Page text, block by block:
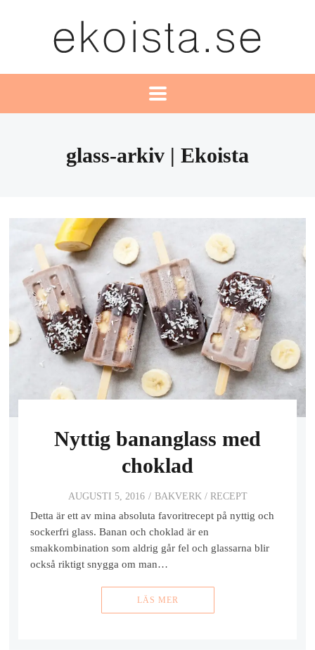
glass-arkiv | Ekoista
Nyttig bananglass med
choklad
AUGUSTI 5, 2016 BAKVERK / RECEPT
Detta är ett av mina absoluta favoritrecept på nyttig och
sockerfri glass. Banan och choklad är en
smakkombination som aldrig går fel och glassarna blir
också riktigt snygga om man…
LÄS MER